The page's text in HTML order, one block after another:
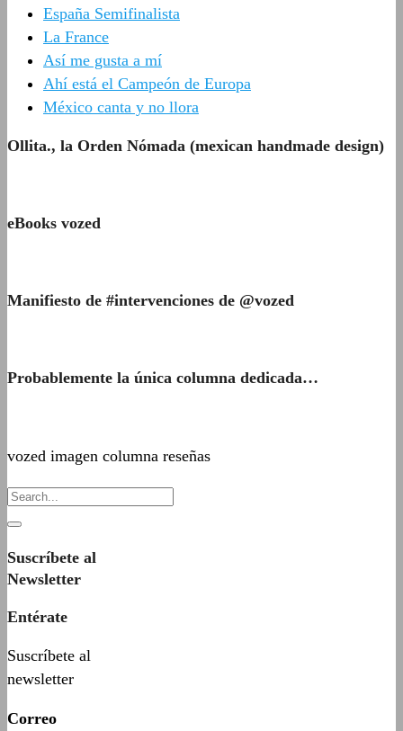
España Semifinalista
La France
Así me gusta a mí
Ahí está el Campeón de Europa
México canta y no llora
Ollita., la Orden Nómada (mexican handmade design)
eBooks vozed
Manifiesto de #intervenciones de @vozed
Probablemente la única columna dedicada…
vozed imagen columna reseñas
Suscríbete al
Newsletter
Entérate
Suscríbete al
newsletter
Correo